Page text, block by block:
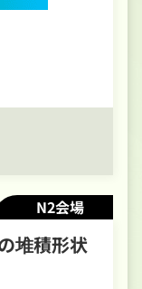
N2会場
堆積形状